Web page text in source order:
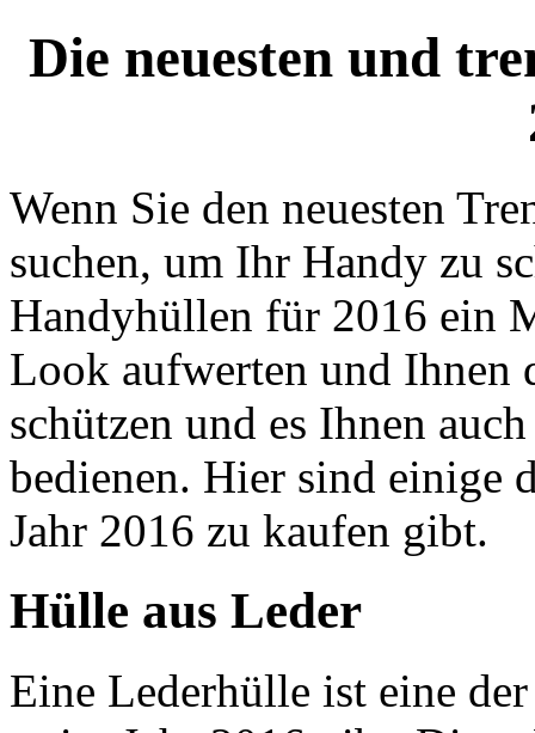
Die neuesten und
Wenn Sie den neuesten
suchen, um Ihr Handy zu
Handyhüllen für 2016 ein
Look aufwerten und Ihnen
schützen und es Ihnen
bedienen. Hier sind einige
Jahr 2016 zu kaufen gibt.
Hülle aus Leder
Eine Lederhülle ist eine